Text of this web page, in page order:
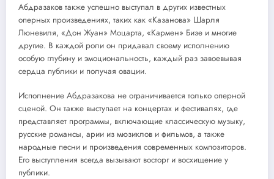
Абдразаков также успешно выступал в других известных
оперных произведениях, таких как «Казанова» Шарля
Люневиля, «Дон Жуан» Моцарта, «Кармен» Бизе и многие
другие. В каждой роли он придавал своему исполнению
особую глубину и эмоциональность, каждый раз завоевывая
сердца публики и получая овации.
Исполнение Абдразакова не ограничивается только оперной
сценой. Он также выступает на концертах и фестивалях, где
представляет программы, включающие классическую музыку,
русские романсы, арии из мюзиклов и фильмов, а также
народные песни и произведения современных композиторов.
Его выступления всегда вызывают восторг и восхищение у
публики.